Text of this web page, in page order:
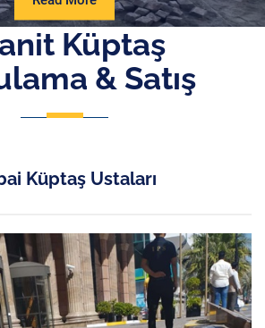
More
Küptaş
& Satış
Küptaş Ustaları